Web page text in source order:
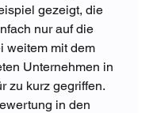
gezeigt, die
nur auf die
weitem mit dem
Unternehmen in
zu kurz gegriffen.
in den